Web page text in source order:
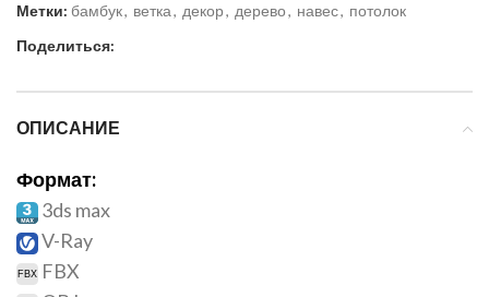
Метки: бамбук, ветка, декор, дерево, навес, потолок
Поделиться:
ОПИСАНИЕ
Формат:
3ds max
V-Ray
FBX